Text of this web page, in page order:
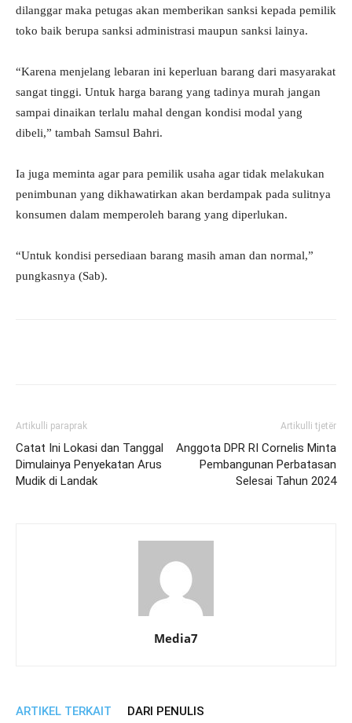
dilanggar maka petugas akan memberikan sanksi kepada pemilik
toko baik berupa sanksi administrasi maupun sanksi lainya.
“Karena menjelang lebaran ini keperluan barang dari masyarakat
sangat tinggi. Untuk harga barang yang tadinya murah jangan
sampai dinaikan terlalu mahal dengan kondisi modal yang
dibeli,” tambah Samsul Bahri.
Ia juga meminta agar para pemilik usaha agar tidak melakukan
penimbunan yang dikhawatirkan akan berdampak pada sulitnya
konsumen dalam memperoleh barang yang diperlukan.
“Untuk kondisi persediaan barang masih aman dan normal,”
pungkasnya (Sab).
Artikulli paraprak
Catat Ini Lokasi dan Tanggal
Dimulainya Penyekatan Arus
Mudik di Landak
Artikulli tjetër
Anggota DPR RI Cornelis Minta
Pembangunan Perbatasan
Selesai Tahun 2024
Media7
ARTIKEL TERKAIT DARI PENULIS